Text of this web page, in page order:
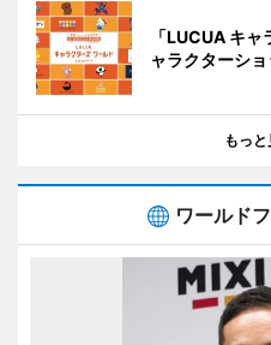
「LUCUA キ
ャラクターシ
もっと
ワールド